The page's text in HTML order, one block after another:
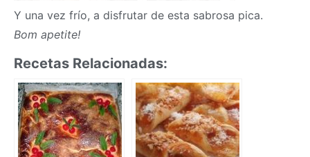
Y una vez frío, a disfrutar de esta sabrosa pica.
Bom apetite!
Recetas Relacionadas: